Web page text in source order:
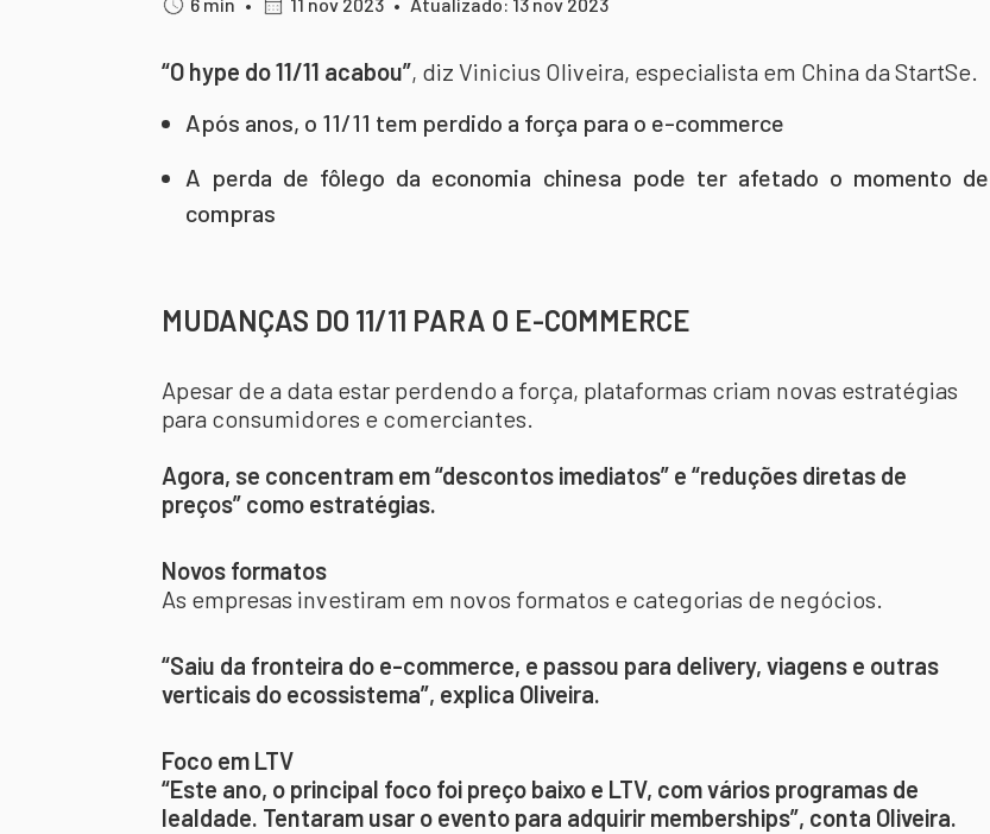
“O hype do 11/11 acabou”, diz Vinicius Oliveira, especialista em China da StartSe.
Após anos, o 11/11 tem perdido a força para o e-commerce
A perda de fôlego da economia chinesa pode ter afetado o momento de
compras
MUDANÇAS DO 11/11 PARA O E-COMMERCE
Apesar de a data estar perdendo a força, plataformas criam novas estratégias
para consumidores e comerciantes.
Agora, se concentram em “descontos imediatos” e “reduções diretas de
preços” como estratégias.
Novos formatos
As empresas investiram em novos formatos e categorias de negócios.
“Saiu da fronteira do e-commerce, e passou para delivery, viagens e outras
verticais do ecossistema”, explica Oliveira.
Foco em LTV
“Este ano, o principal foco foi preço baixo e LTV, com vários programas de
lealdade. Tentaram usar o evento para adquirir memberships”, conta Oliveira.